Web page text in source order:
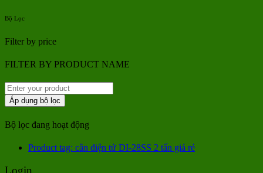
Bộ Lọc
Filter by price
FILTER BY PRODUCT NAME
Áp dụng bộ lọc
Bộ lọc đang hoạt động
Product tag: cân điện tử DI-28SS 2 tấn giá rẻ
Login